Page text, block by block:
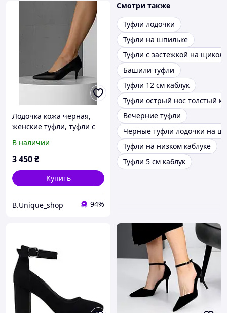
Лодочка кожа черная,
женские туфли, туфли с
Комплек 6085) 36
В наличии
3 450₴
Купить
B.Unique_shop 94%
Смотри также
Туфли лодочки
Туфли на шпильке
Туфли с застежкой на
Башили туфли
Туфли 12 см каблук
Туфли острый нос толстый
Вечерние туфли
Черные туфли лодочки на
Туфли на низком каблуке
Туфли 5 см каблук